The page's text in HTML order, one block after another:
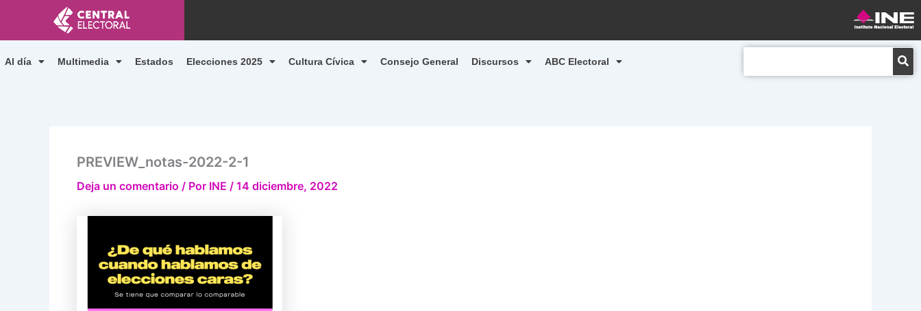
contenido
Al día Multimedia Estados Elecciones 2025 Cultura Cívica Consejo General Discursos ABC Electoral
PREVIEW_notas-2022-2-1
Deja un comentario / Por INE / 14 diciembre, 2022